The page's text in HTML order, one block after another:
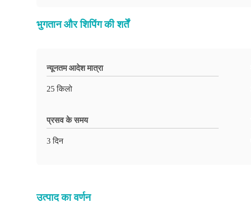
भुगतान और शिपिंग की शर्तें
न्यूनतम आदेश मात्रा
25 किलो
प्रसव के समय
3 दिन
उत्पाद का वर्णन